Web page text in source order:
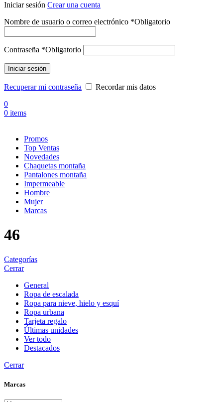
Iniciar sesión Crear una cuenta
Nombre de usuario o correo electrónico *Obligatorio
Contraseña *Obligatorio
Iniciar sesión
Recuperar mi contraseña
Recordar mis datos
0
0 items
Promos
Top Ventas
Novedades
Chaquetas montaña
Pantalones montaña
Impermeable
Hombre
Mujer
Marcas
46
Categorías
Cerrar
General
Ropa de escalada
Ropa para nieve, hielo y esquí
Ropa urbana
Tarjeta regalo
Últimas unidades
Ver todo
Destacados
Cerrar
Marcas